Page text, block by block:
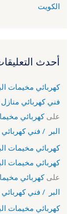
الكويت
أحدث
فني كهربائي
على
البر / فني كهربائي
كهربائي مخيمات البر »
على
البر / فني كهربائي